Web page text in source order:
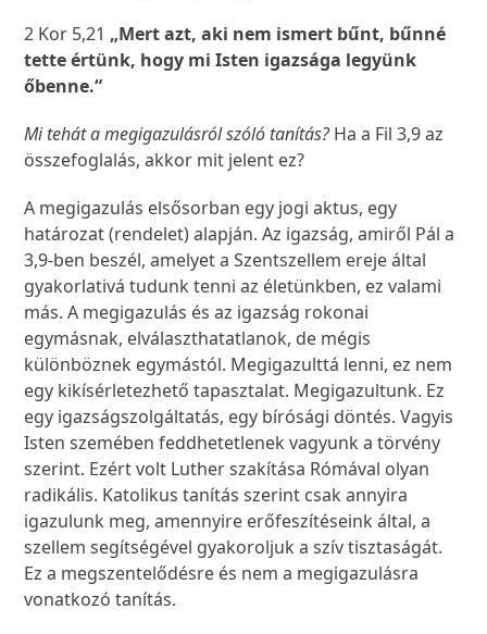
2 Kor 5,21 „Mert azt, aki nem ismert bűnt, bűnné
tette értünk, hogy mi Isten igazsága legyünk
őbenne.“
Mi tehát a megigazulásról szóló tanítás?Ha a Fil 3,9 az
összefoglalás, akkor mit jelent ez?
A megigazulás elsősorban egy jogi aktus, egy
határozat (rendelet) alapján. Az igazság, amiről Pál a
3,9-ben beszél, amelyet a Szentszellem ereje által
gyakorlativá tudunk tenni az életünkben, ez valami
más. A megigazulás és az igazság rokonai
egymásnak, elválaszthatatlanok, de mégis
különböznek egymástól. Megigazulttá lenni, ez nem
egy kikísérletezhető tapasztalat. Megigazultunk. Ez
egy igazságszolgáltatás, egy bírósági döntés. Vagyis
Isten szemében feddhetetlenek vagyunk a törvény
szerint. Ezért volt Luther szakítása Rómával olyan
radikális. Katolikus tanítás szerint csak annyira
igazulunk meg, amennyire erőfeszítéseink által, a
szellem segítségével gyakoroljuk a szív tisztaságát.
Ez a megszentelődésre és nem a megigazulásra
vonatkozó tanítás.